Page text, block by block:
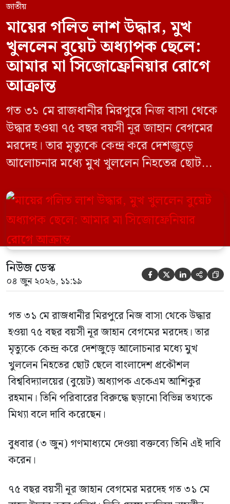
জাতীয়
মায়ের গলিত লাশ উদ্ধার, মুখ
খুললেন বুয়েট অধ্যাপক ছেলে:
আমার মা সিজোফ্রেনিয়ার রোগে
আক্রান্ত
গত ৩১ মে রাজধানীর মিরপুরে নিজ বাসা থেকে
উদ্ধার হওয়া ৭৫ বছর বয়সী নূর জাহান বেগমের
মরদেহ। তার মৃত্যুকে কেন্দ্র করে দেশজুড়ে
আলোচনার মধ্যে মুখ খুললেন নিহতের ছোট
(বুয়েট) অধ্যাপক একেএম আশিকুর রহমান।
তিনি পরিবারের বিরুদ্ধে ছড়ানো বিভিন্ন তথ্যকে
মিথ্যা বলে দাবি করেছেন। বুধবার (৩ জুন)
গণমাধ্যমে দেওয়া বক্তব্যে তিনি এই […]
নিউজ ডেস্ক
০৪ জুন ২০২৬, ১১:১৯     
গত ৩১ মে রাজধানীর মিরপুরে নিজ বাসা থেকে উদ্ধার
হওয়া ৭৫ বছর বয়সী নূর জাহান বেগমের মরদেহ। তার
মৃত্যুকে কেন্দ্র করে দেশজুড়ে আলোচনার মধ্যে মুখ
খুললেন নিহতের ছোট ছেলে বাংলাদেশ প্রকৌশল
বিশ্ববিদ্যালয়ের (বুয়েট) অধ্যাপক একেএম আশিকুর
রহমান। তিনি পরিবারের বিরুদ্ধে ছড়ানো বিভিন্ন তথ্যকে
মিথ্যা বলে দাবি করেছেন।
বুধবার (৩ জুন) গণমাধ্যমে দেওয়া বক্তব্যে তিনি এই দাবি
করেন।
৭৫ বছর বয়সী নূর জাহান বেগমের মরদেহ গত ৩১ মে